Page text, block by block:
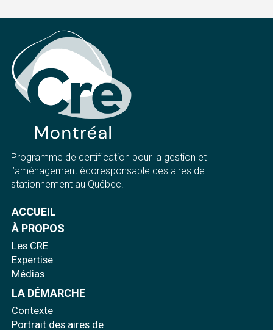
Programme de certification pour la gestion et
l’aménagement écoresponsable des aires de
stationnement au Québec.
ACCUEIL
À PROPOS
Les CRE
Expertise
Médias
LA DÉMARCHE
Contexte
Portrait des aires de